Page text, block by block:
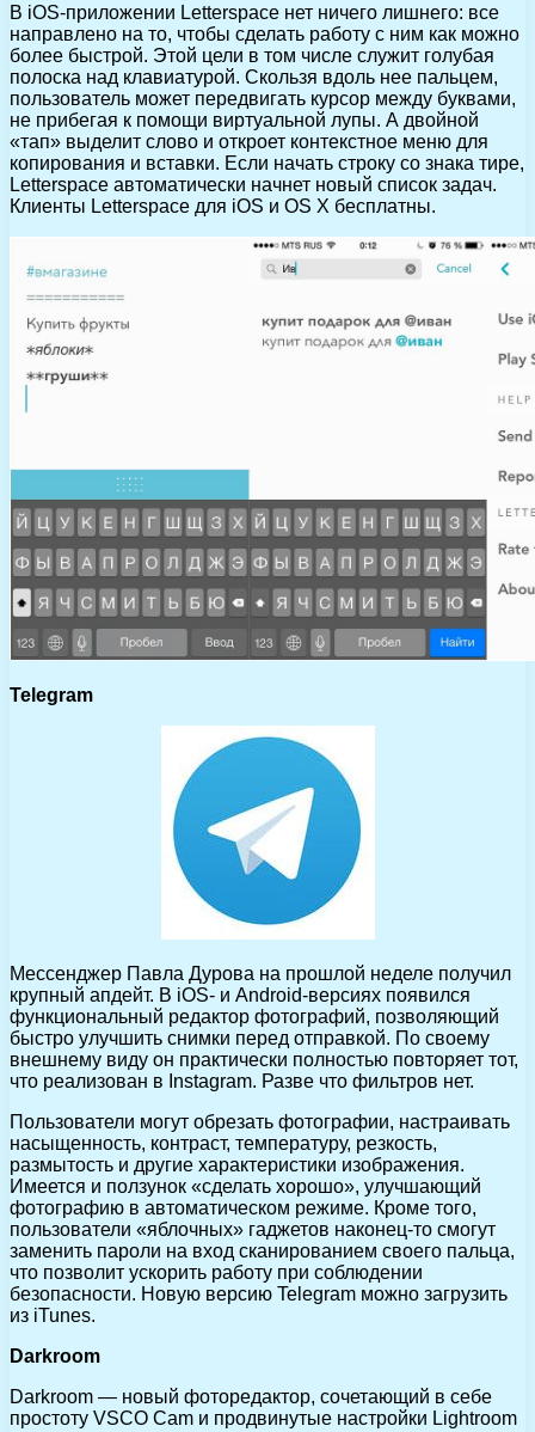
В iOS-приложении Letterspace нет ничего лишнего: все
направлено на то, чтобы сделать работу с ним как можно
более быстрой. Этой цели в том числе служит голубая
полоска над клавиатурой. Скользя вдоль нее пальцем,
пользователь может передвигать курсор между буквами,
не прибегая к помощи виртуальной лупы. А двойной
«тап» выделит слово и откроет контекстное меню для
копирования и вставки. Если начать строку со знака тире,
Letterspace автоматически начнет новый список задач.
Клиенты Letterspace для iOS и OS X бесплатны.
Telegram
Мессенджер Павла Дурова на прошлой неделе получил
крупный апдейт. В iOS- и Android-версиях появился
функциональный редактор фотографий, позволяющий
быстро улучшить снимки перед отправкой. По своему
внешнему виду он практически полностью повторяет тот,
что реализован в Instagram. Разве что фильтров нет.
Пользователи могут обрезать фотографии, настраивать
насыщенность, контраст, температуру, резкость,
размытость и другие характеристики изображения.
Имеется и ползунок «сделать хорошо», улучшающий
фотографию в автоматическом режиме. Кроме того,
пользователи «яблочных» гаджетов наконец-то смогут
заменить пароли на вход сканированием своего пальца,
что позволит ускорить работу при соблюдении
безопасности. Новую версию Telegram можно загрузить
из iTunes.
Darkroom
Darkroom — новый фоторедактор, сочетающий в себе
простоту VSCO Cam и продвинутые настройки Lightroom